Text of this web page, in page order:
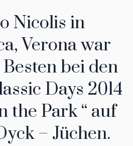
Nicolis in
Verona war
bei den
Days 2014
the Park “ auf
– Jüchen.